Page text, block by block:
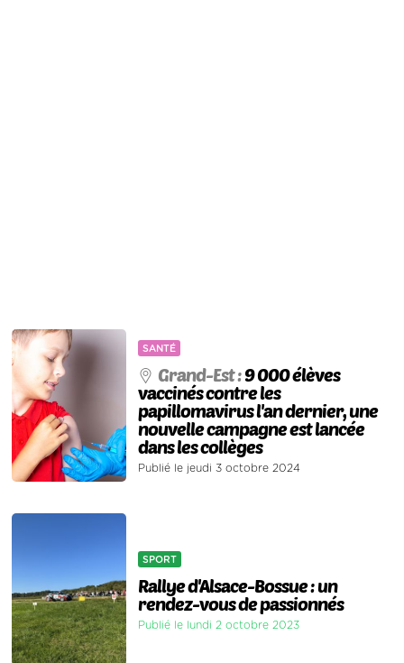
SANTÉ
Grand-Est :9 000 élèves
vaccinés contre les
papillomavirus l'an dernier, une
nouvelle campagne est lancée
dans les collèges
Publié le jeudi 3 octobre 2024
SPORT
Rallye d'Alsace-Bossue : un
rendez-vous de passionnés
Publié le lundi 2 octobre 2023